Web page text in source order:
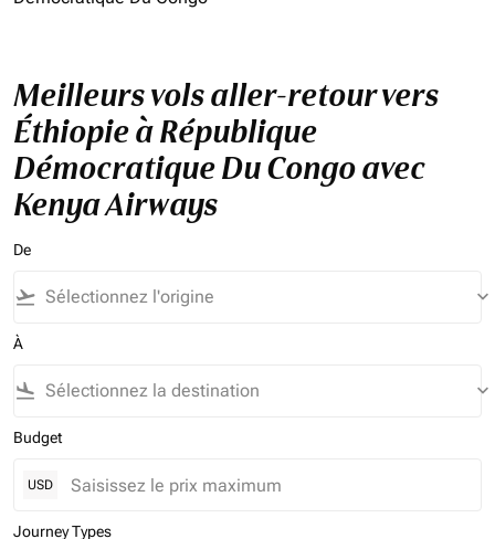
Meilleurs vols aller-retour vers
Éthiopie à République
Démocratique Du Congo avec
Kenya Airways
De
flight_takeoff keyboard_arrow_down
À
flight_land keyboard_arrow_down
Budget
USD
Journey Types